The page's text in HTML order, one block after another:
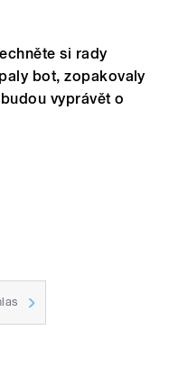
si rady
bot, zopakovaly
vyprávět o